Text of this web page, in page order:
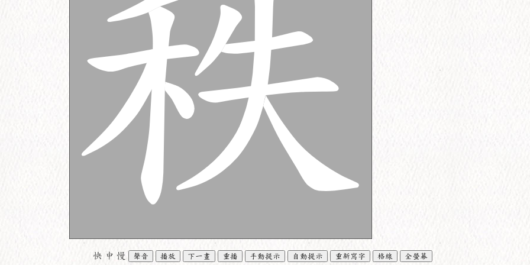
快 中 慢 聲音 播放 下一畫 重播 手動提示 自動提示 重新寫字 格線 全螢幕